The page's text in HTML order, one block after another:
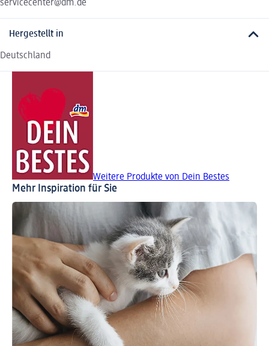
servicecenter@dm.de
Hergestellt in
Deutschland
Weitere Produkte von Dein Bestes
Mehr Inspiration für Sie